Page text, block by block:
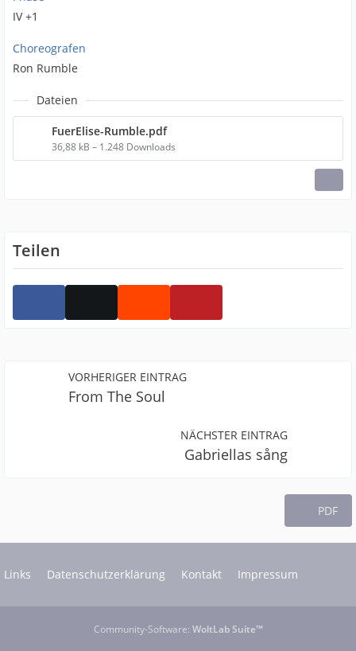
IV +1
Choreografen
Ron Rumble
Dateien
FuerElise-Rumble.pdf
36,88 kB – 1.248 Downloads
Teilen
VORHERIGER EINTRAG
From The Soul
NÄCHSTER EINTRAG
Gabriellas sång
PDF
Links Datenschutzerklärung Kontakt Impressum
Community-Software: WoltLab Suite™